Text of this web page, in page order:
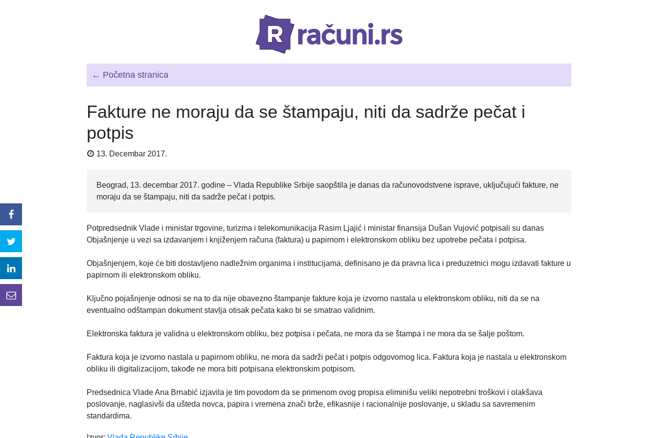
← Početna stranica
Fakture ne moraju da se štampaju, niti da sadrže pečat i
potpis
13. Decembar 2017.
Beograd, 13. decembar 2017. godine – Vlada Republike Srbije saopštila je danas da računovodstvene isprave, uključujući fakture, ne
moraju da se štampaju, niti da sadrže pečat i potpis.
Potpredsednik Vlade i ministar trgovine, turizma i telekomunikacija Rasim Ljajić i ministar finansija Dušan Vujović potpisali su danas
Objašnjenje u vezi sa izdavanjem i knjiženjem računa (faktura) u papirnom i elektronskom obliku bez upotrebe pečata i potpisa.
Objašnjenjem, koje će biti dostavljeno nadležnim organima i institucijama, definisano je da pravna lica i preduzetnici mogu izdavati fakture u
papirnom ili elektronskom obliku.
Ključno pojašnjenje odnosi se na to da nije obavezno štampanje fakture koja je izvorno nastala u elektronskom obliku, niti da se na
eventualno odštampan dokument stavlja otisak pečata kako bi se smatrao validnim.
Elektronska faktura je validna u elektronskom obliku, bez potpisa i pečata, ne mora da se štampa i ne mora da se šalje poštom.
Faktura koja je izvorno nastala u papirnom obliku, ne mora da sadrži pečat i potpis odgovornog lica. Faktura koja je nastala u elektronskom
obliku ili digitalizacijom, takođe ne mora biti potpisana elektronskim potpisom.
Predsednica Vlade Ana Brnabić izjavila je tim povodom da se primenom ovog propisa eliminišu veliki nepotrebni troškovi i olakšava
poslovanje, naglasivši da ušteda novca, papira i vremena znači brže, efikasnije i racionalnije poslovanje, u skladu sa savremenim
standardima.